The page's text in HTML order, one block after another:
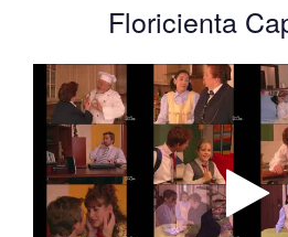
Floricienta